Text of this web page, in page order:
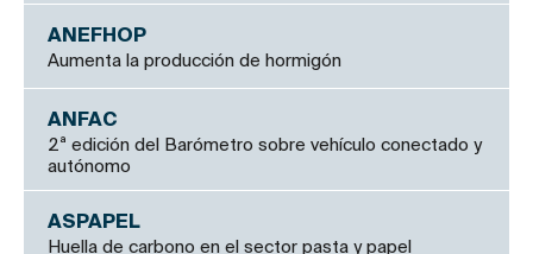
ANEFHOP
Aumenta la producción de hormigón
ANFAC
2ª edición del Barómetro sobre vehículo conectado y
autónomo
ASPAPEL
Huella de carbono en el sector pasta y papel